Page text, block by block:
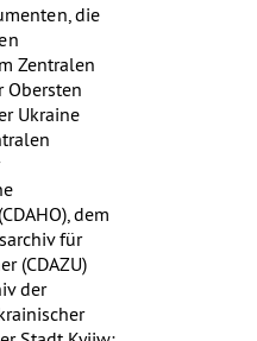
die
Zentralen
Obersten
Ukraine
dem
für
(CDAZU)
der